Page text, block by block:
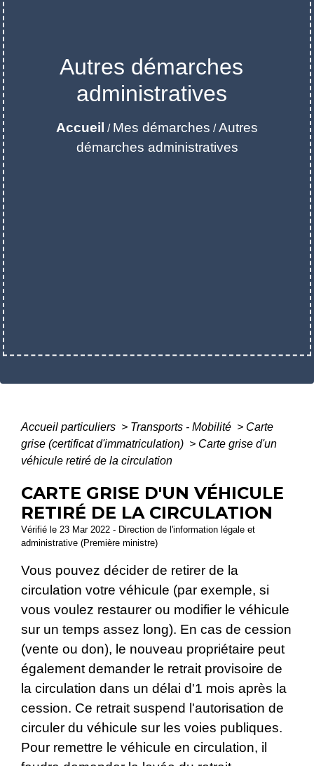
Autres démarches
administratives
Accueil / Mes démarches /Autres
démarches administratives
Accueil particuliers > Transports - Mobilité > Carte
grise (certificat d'immatriculation) > Carte grise d'un
véhicule retiré de la circulation
CARTE GRISE D'UN VÉHICULE
RETIRÉ DE LA CIRCULATION
Vérifié le 23 Mar 2022 - Direction de l'information légale et
administrative (Première ministre)
Vous pouvez décider de retirer de la
circulation votre véhicule (par exemple, si
vous voulez restaurer ou modifier le véhicule
sur un temps assez long). En cas de cession
(vente ou don), le nouveau propriétaire peut
également demander le retrait provisoire de
la circulation dans un délai d'1 mois après la
cession. Ce retrait suspend l'autorisation de
circuler du véhicule sur les voies publiques.
Pour remettre le véhicule en circulation, il